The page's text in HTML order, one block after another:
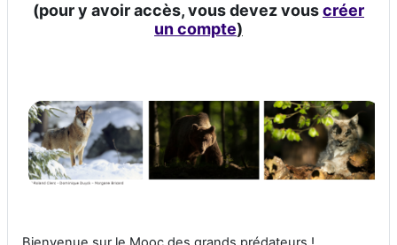
(pour y avoir accès, vous devez vouscréer
un compte)